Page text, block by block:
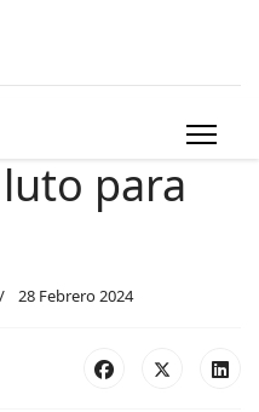
para
28 Febrero 2024